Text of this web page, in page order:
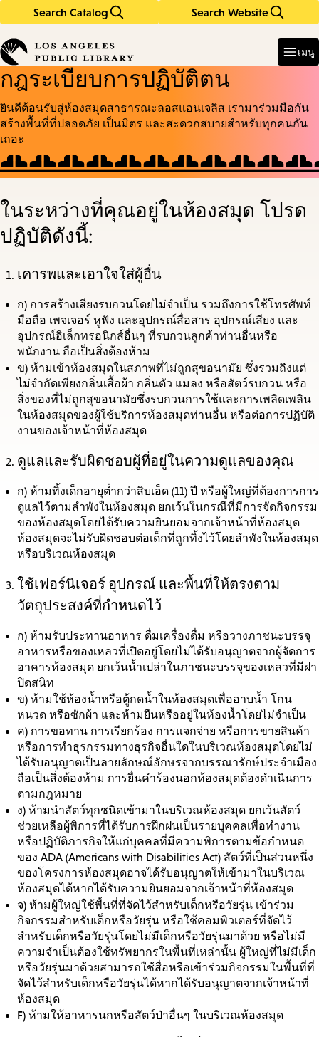
Search Catalog Search Website
in
keywords
เมนู
กฎระเบียบการปฏิบัติตน
ยินดีต้อนรับสู่ห้องสมุดสาธารณะลอสแอนเจลิส เรามาร่วมมือกัน
สร้างพื้นที่ที่ปลอดภัย เป็นมิตร และสะดวกสบายสำหรับทุกคนกัน
เถอะ
ในระหว่างที่คุณอยู่ในห้องสมุด โปรด
ปฏิบัติดังนี้:
เคารพและเอาใจใส่ผู้อื่น
ก) การสร้างเสียงรบกวนโดยไม่จำเป็น รวมถึงการใช้โทรศัพท์
มือถือ เพจเจอร์ หูฟัง และอุปกรณ์สื่อสาร อุปกรณ์เสียง และ
อุปกรณ์อิเล็กทรอนิกส์อื่นๆ ที่รบกวนลูกค้าท่านอื่นหรือ
พนักงาน ถือเป็นสิ่งต้องห้าม
ข) ห้ามเข้าห้องสมุดในสภาพที่ไม่ถูกสุขอนามัย ซึ่งรวมถึงแต่
ไม่จำกัดเพียงกลิ่นเสื้อผ้า กลิ่นตัว แมลง หรือสัตว์รบกวน หรือ
สิ่งของที่ไม่ถูกสุขอนามัยซึ่งรบกวนการใช้และการเพลิดเพลิน
ในห้องสมุดของผู้ใช้บริการห้องสมุดท่านอื่น หรือต่อการปฏิบัติ
งานของเจ้าหน้าที่ห้องสมุด
ดูแลและรับผิดชอบผู้ที่อยู่ในความดูแลของคุณ
ก) ห้ามทิ้งเด็กอายุต่ำกว่าสิบเอ็ด (11) ปี หรือผู้ใหญ่ที่ต้องการการ
ดูแลไว้ตามลำพังในห้องสมุด ยกเว้นในกรณีที่มีการจัดกิจกรรม
ของห้องสมุดโดยได้รับความยินยอมจากเจ้าหน้าที่ห้องสมุด
ห้องสมุดจะไม่รับผิดชอบต่อเด็กที่ถูกทิ้งไว้โดยลำพังในห้องสมุด
หรือบริเวณห้องสมุด
ใช้เฟอร์นิเจอร์ อุปกรณ์ และพื้นที่ให้ตรงตาม
วัตถุประสงค์ที่กำหนดไว้
ก) ห้ามรับประทานอาหาร ดื่มเครื่องดื่ม หรือวางภาชนะบรรจุ
อาหารหรือของเหลวที่เปิดอยู่โดยไม่ได้รับอนุญาตจากผู้จัดการ
อาคารห้องสมุด ยกเว้นน้ำเปล่าในภาชนะบรรจุของเหลวที่มีฝา
ปิดสนิท
ข) ห้ามใช้ห้องน้ำหรือตู้กดน้ำในห้องสมุดเพื่ออาบน้ำ โกน
หนวด หรือซักผ้า และห้ามยืนหรืออยู่ในห้องน้ำโดยไม่จำเป็น
ค) การขอทาน การเรียกร้อง การแจกจ่าย หรือการขายสินค้า
หรือการทำธุรกรรมทางธุรกิจอื่นใดในบริเวณห้องสมุดโดยไม่
ได้รับอนุญาตเป็นลายลักษณ์อักษรจากบรรณารักษ์ประจำเมือง
ถือเป็นสิ่งต้องห้าม การยื่นคำร้องนอกห้องสมุดต้องดำเนินการ
ตามกฎหมาย
ง) ห้ามนำสัตว์ทุกชนิดเข้ามาในบริเวณห้องสมุด ยกเว้นสัตว์
ช่วยเหลือผู้พิการที่ได้รับการฝึกฝนเป็นรายบุคคลเพื่อทำงาน
หรือปฏิบัติภารกิจให้แก่บุคคลที่มีความพิการตามข้อกำหนด
ของ ADA (Americans with Disabilities Act) สัตว์ที่เป็นส่วนหนึ่ง
ของโครงการห้องสมุดอาจได้รับอนุญาตให้เข้ามาในบริเวณ
ห้องสมุดได้หากได้รับความยินยอมจากเจ้าหน้าที่ห้องสมุด
จ) ห้ามผู้ใหญ่ใช้พื้นที่ที่จัดไว้สำหรับเด็กหรือวัยรุ่น เข้าร่วม
กิจกรรมสำหรับเด็กหรือวัยรุ่น หรือใช้คอมพิวเตอร์ที่จัดไว้
สำหรับเด็กหรือวัยรุ่นโดยไม่มีเด็กหรือวัยรุ่นมาด้วย หรือไม่มี
ความจำเป็นต้องใช้ทรัพยากรในพื้นที่เหล่านั้น ผู้ใหญ่ที่ไม่มีเด็ก
หรือวัยรุ่นมาด้วยสามารถใช้สื่อหรือเข้าร่วมกิจกรรมในพื้นที่ที่
จัดไว้สำหรับเด็กหรือวัยรุ่นได้หากได้รับอนุญาตจากเจ้าหน้าที่
ห้องสมุด
F) ห้ามให้อาหารนกหรือสัตว์ป่าอื่นๆ ในบริเวณห้องสมุด